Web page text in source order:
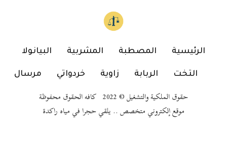
الرئيسية المصطبة المشربية البيانولا
التخت الربابة زاوية خردواتي مرسال
حقوق الملكية والتشغيل © 2022 كافه الحقوق محفوظة
موقع إلكتروني متخصص .. يلقي حجرا في مياه راكدة